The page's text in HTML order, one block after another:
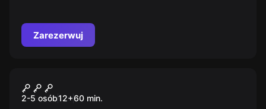
macie 60 minut.
Zarezerwuj
Zasypani
2-5 osób12+60 min.